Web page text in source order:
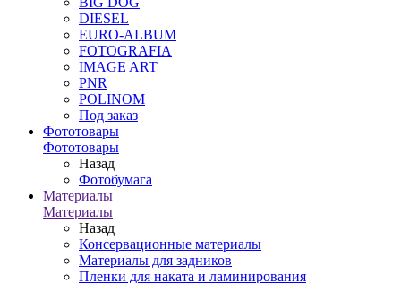
DIESEL
EURO-ALBUM
FOTOGRAFIA
IMAGE ART
PNR
POLINOM
Под заказ
Фототовары
Фототовары
Назад
Фотобумага
Материалы
Материалы
Назад
Консервационные материалы
Материалы для задников
Пленки для наката и ламинирования